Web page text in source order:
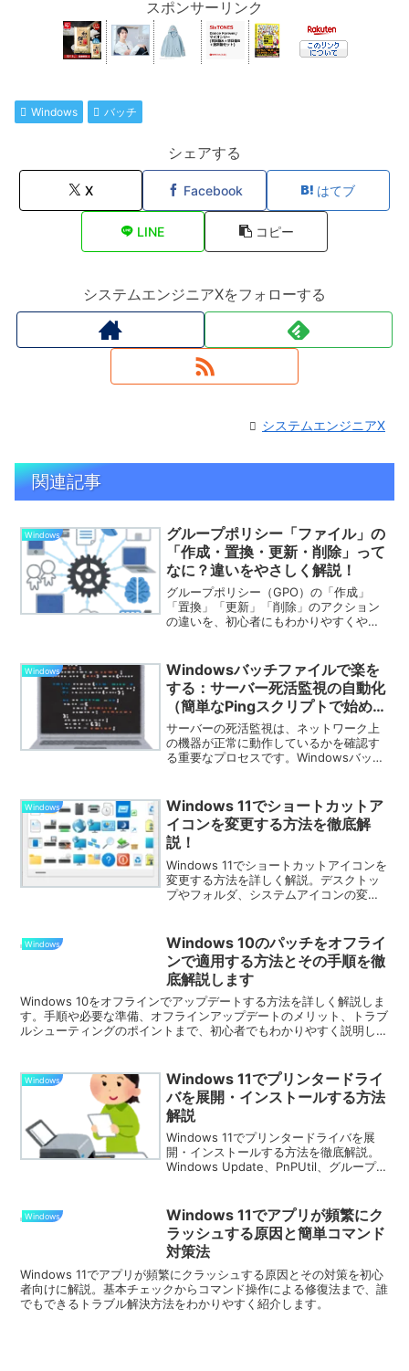
スポンサーリンク
Windows バッチ
シェアする
X Facebook はてブ
LINE コピー
システムエンジニアXをフォローする
システムエンジニアX
関連記事
Windows
グループポリシー「ファイル」の
「作成・置換・更新・削除」って
なに？違いをやさしく解説！
グループポリシー（GPO）の「作成」
「置換」「更新」「削除」のアクション
の違いを、初心者にもわかりやすくやさ
Windows
Windowsバッチファイルで楽を
する：サーバー死活監視の自動化
（簡単なPingスクリプトで始め
る）
サーバーの死活監視は、ネットワーク上
の機器が正常に動作しているかを確認す
る重要なプロセスです。Windowsバッチ
Windows
Windows 11でショートカットア
イコンを変更する方法を徹底解
説！
Windows 11でショートカットアイコンを
変更する方法を詳しく解説。デスクトッ
プやフォルダ、システムアイコンの変更
します。
Windows
Windows 10のパッチをオフライ
ンで適用する方法とその手順を徹
底解説します
Windows 10をオフラインでアップデートする方法を詳しく解説しま
す。手順や必要な準備、オフラインアップデートのメリット、トラブ
ルシューティングのポイントまで、初心者でもわかりやすく説明して
Windows
Windows 11でプリンタードライ
バを展開・インストールする方法
解説
Windows 11でプリンタードライバを展
開・インストールする方法を徹底解説。
Windows Update、PnPUtil、グループポ
ます。
Windows
Windows 11でアプリが頻繁にク
ラッシュする原因と簡単コマンド
対策法
Windows 11でアプリが頻繁にクラッシュする原因とその対策を初心
者向けに解説。基本チェックからコマンド操作による修復法まで、誰
でもできるトラブル解決方法をわかりやすく紹介します。